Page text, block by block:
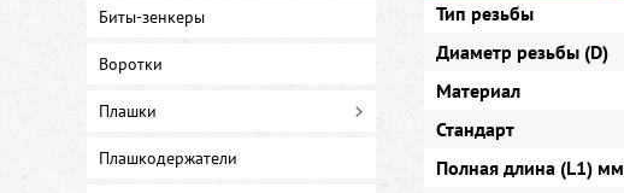
Биты-зенкеры
Воротки
Плашки
Плашкодержатели
Тип резьбы
Диаметр резьбы (D)
Материал
Стандарт
Полная длина (L1) мм